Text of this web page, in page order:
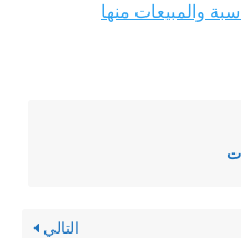
والمبيعات منها
التالي